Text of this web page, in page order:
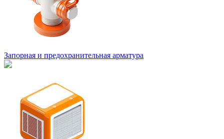
Запорная и предохранительная арматура